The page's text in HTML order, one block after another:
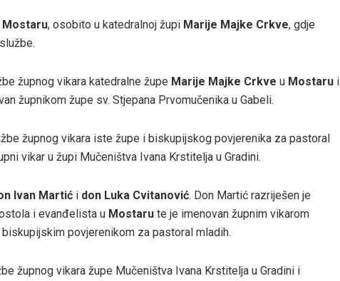
Mostaru, osobito u katedralnoj župi Marije Majke Crkve, gdje
župnog vikara katedralne župe Marije Majke Crkve u Mostaru i
župnikom župe sv. Stjepana Prvomučenika u Gabeli.
župnog vikara iste župe i biskupijskog povjerenika za pastoral
vikar u župi Mučeništva Ivana Krstitelja u Gradini.
Ivan Martić i don Luka Cvitanović. Don Martić razriješen je
i evanđelista u Mostaru te je imenovan župnim vikarom
biskupijskim povjerenikom za pastoral mladih.
župnog vikara župe Mučeništva Ivana Krstitelja u Gradini i